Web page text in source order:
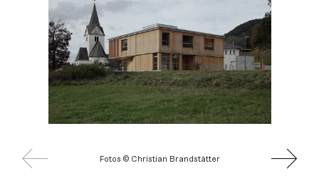
Fotos © Christian Brandstätter